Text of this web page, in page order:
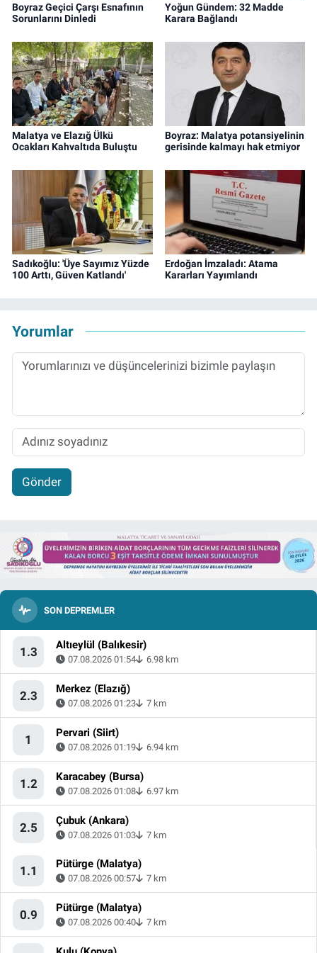
Boyraz Geçici Çarşı Esnafının
Sorunlarını Dinledi
Yoğun Gündem: 32 Madde
Karara Bağlandı
Malatya ve Elazığ Ülkü
Ocakları Kahvaltıda Buluştu
Boyraz: Malatya potansiyelinin
gerisinde kalmayı hak etmiyor
Sadıkoğlu: 'Üye Sayımız Yüzde
100 Arttı, Güven Katlandı'
Erdoğan İmzaladı: Atama
Kararları Yayımlandı
Yorumlar
Gönder
SON DEPREMLER
1.3 Altıeylül (Balıkesir)
07.08.2026 01:54 6.98 km
2.3 Merkez (Elazığ)
07.08.2026 01:23 7 km
1 Pervari (Siirt)
07.08.2026 01:19 6.94 km
1.2 Karacabey (Bursa)
07.08.2026 01:08 6.97 km
2.5 Çubuk (Ankara)
07.08.2026 01:03 7 km
1.1 Pütürge (Malatya)
07.08.2026 00:57 7 km
0.9 Pütürge (Malatya)
07.08.2026 00:40 7 km